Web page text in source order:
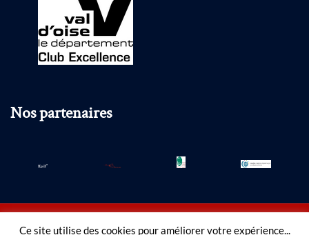
Nos partenaires
Ce site utilise des cookies pour améliorer votre expérience...